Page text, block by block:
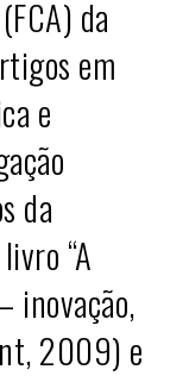
da
em
e
da
“A
inovação,
2009) e